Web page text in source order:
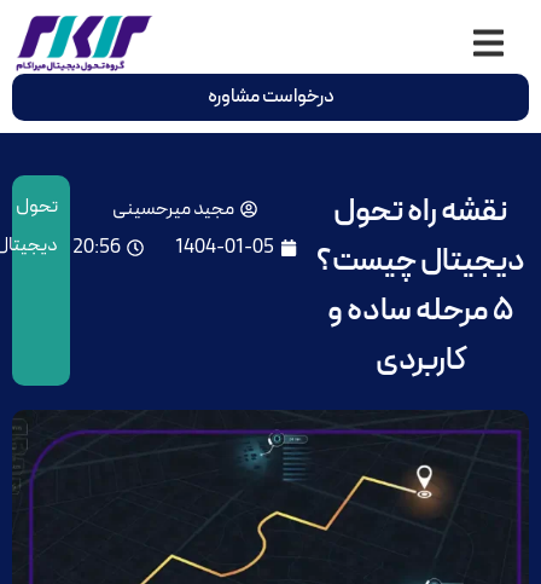
درخواست مشاوره
تحول
دیجیتال
نقشه راه تحول
دیجیتال چیست؟
۵ مرحله ساده و
کاربردی
مجید میرحسینی
1404-01-05
20:56